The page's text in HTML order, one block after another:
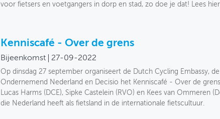
voor fietsers en voetgangers in dorp en stad, zo doe je dat! Lees
Kenniscafé - Over de grens
Bijeenkomst 27-09-2022
Op dinsdag 27 september organiseert de Dutch Cycling Embassy,
Ondernemend Nederland en Decisio het Kenniscafé - Over de
Lucas Harms (DCE), Sipke Castelein (RVO) en Kees van Ommeren
die Nederland heeft als fietsland in de internationale fietscultuur.